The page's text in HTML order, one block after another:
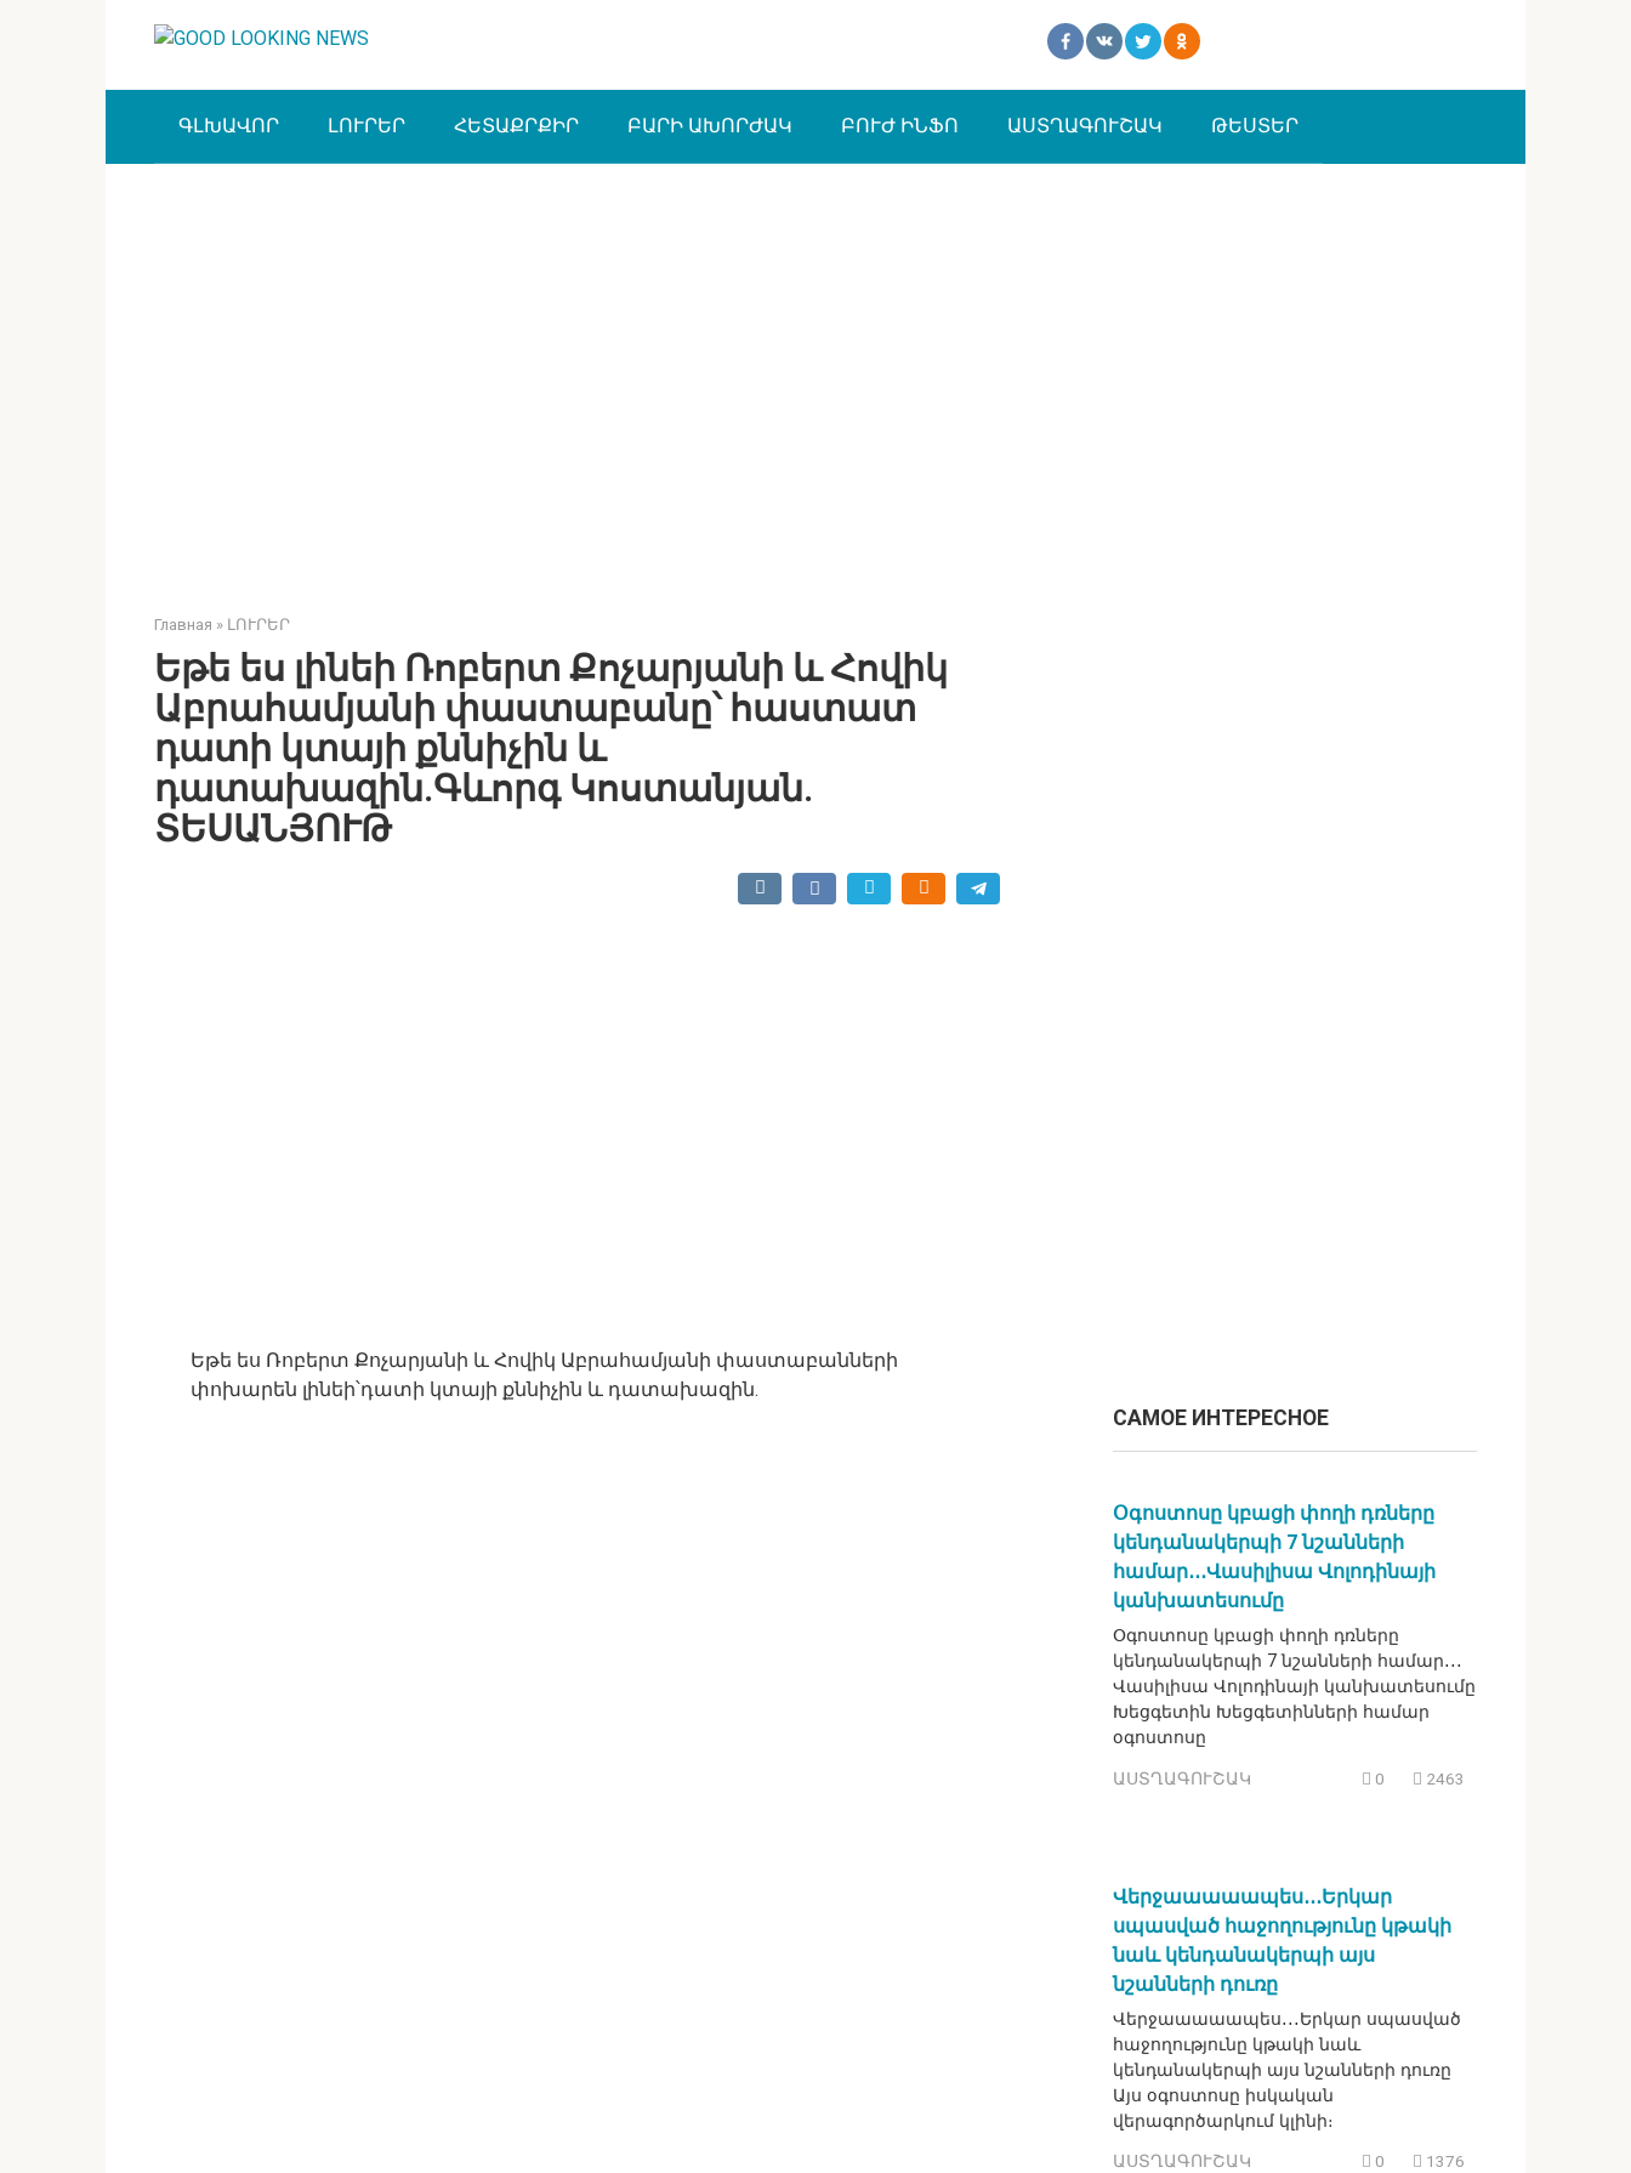
ԳԼԽԱՎՈՐ ԼՈՒՐԵՐ ՀԵՏԱՔՐՔԻՐ ԲԱՐԻ ԱԽՈՐԺԱԿ ԲՈՒԺ ԻՆՖՈ ԱՍՏՂԱԳՈՒՇԱԿ ԹԵՍՏԵՐ
Главная » ԼՈՒՐԵՐ
Եթե ես լինեի Ռոբերտ Քոչարյանի և Հովիկ
Աբրահամյանի փաստաբանը՝ հաստատ
դատի կտայի քննիչին և
դատախազին.Գևորգ Կոստանյան.
ՏԵՍԱՆՅՈՒԹ
Եթե ես Ռոբերտ Քոչարյանի և Հովիկ Աբրահամյանի փաստաբանների
փոխարեն լինեի՝դատի կտայի քննիչին և դատախազին.
САМОЕ ИНТЕРЕСНОЕ
Օգոստոսը կբացի փողի դռները
կենդանակերպի 7 նշանների
համար․․․Վասիլիսա Վոլոդինայի
կանխատեսումը
Օգոստոսը կբացի փողի դռները
կենդանակերպի 7 նշանների համար․․․
Վասիլիսա Վոլոդինայի կանխատեսումը
Խեցգետին Խեցգետինների համար
օգոստոսը
ԱՍՏՂԱԳՈՒՇԱԿ 0 2463
Վերջաաաաապես․․․Երկար
սպասված հաջողությունը կթակի
նաև կենդանակերպի այս
նշանների դուռը
Վերջաաաաապես․․․Երկար սպասված
հաջողությունը կթակի նաև
կենդանակերպի այս նշանների դուռը
Այս օգոստոսը իսկական
վերագործարկում կլինի։
ԱՍՏՂԱԳՈՒՇԱԿ 0 1376